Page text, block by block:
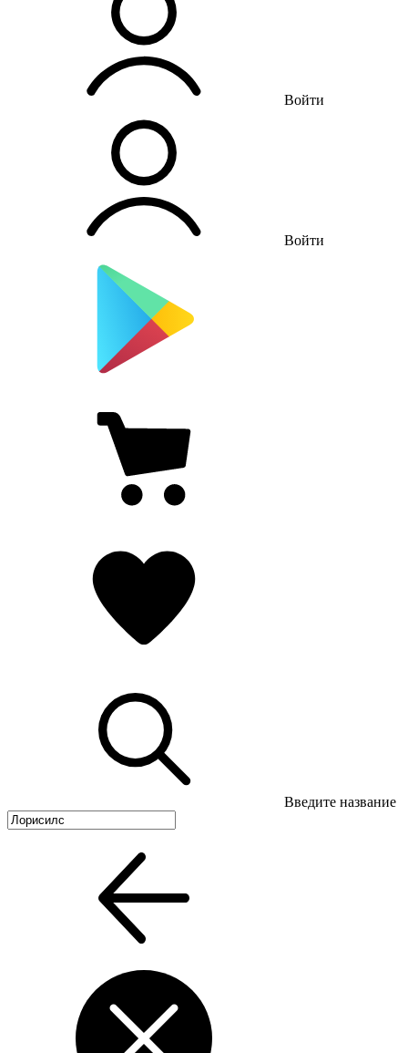
Войти
Войти
Введите название